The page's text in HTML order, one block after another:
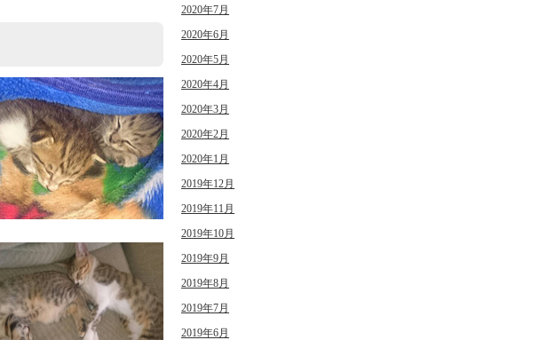
2020年7月
2020年6月
2020年5月
2020年4月
2020年3月
2020年2月
2020年1月
2019年12月
2019年11月
2019年10月
2019年9月
2019年8月
2019年7月
2019年6月